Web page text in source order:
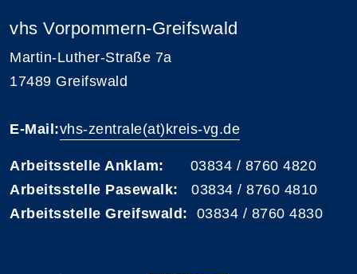
vhs Vorpommern-Greifswald
Martin-Luther-Straße 7a
17489 Greifswald
E-Mail:vhs-zentrale(at)kreis-vg.de
Arbeitsstelle Anklam: 03834 / 8760 4820
Arbeitsstelle Pasewalk: 03834 / 8760 4810
Arbeitsstelle Greifswald: 03834 / 8760 4830